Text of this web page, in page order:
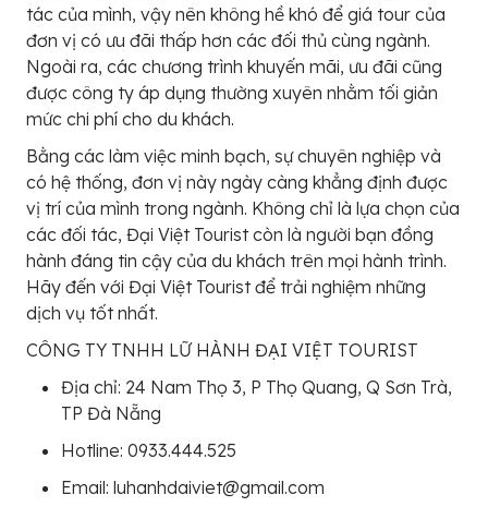
tác của mình, vậy nên không hề khó để giá tour của
đơn vị có ưu đãi thấp hơn các đối thủ cùng ngành.
Ngoài ra, các chương trình khuyến mãi, ưu đãi cũng
được công ty áp dụng thường xuyên nhằm tối giản
mức chi phí cho du khách.
Bằng các làm việc minh bạch, sự chuyên nghiệp và
có hệ thống, đơn vị này ngày càng khẳng định được
vị trí của mình trong ngành. Không chỉ là lựa chọn của
các đối tác, Đại Việt Tourist còn là người bạn đồng
hành đáng tin cậy của du khách trên mọi hành trình.
Hãy đến với Đại Việt Tourist để trải nghiệm những
dịch vụ tốt nhất.
CÔNG TY TNHH LỮ HÀNH ĐẠI VIỆT TOURIST
Địa chỉ: 24 Nam Thọ 3, P Thọ Quang, Q Sơn Trà,
TP Đà Nẵng
Hotline: 0933.444.525
Email: luhanhdaiviet@gmail.com